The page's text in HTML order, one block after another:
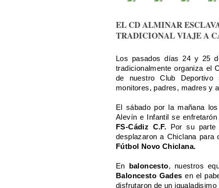
EL CD ALMINAR
TRADICIONAL VIAJE A
Los pasados días 24 y 25
tradicionalmente organiza el
de nuestro Club
monitores, padres, madres y
El sábado por la mañana
Alevín e Infantil se
FS-Cádiz C.F. Por su parte
desplazaron a Chiclana para
Fútbol Novo Chiclana.
En baloncesto, nuestros
Baloncesto Gades en el
disfrutaron de un